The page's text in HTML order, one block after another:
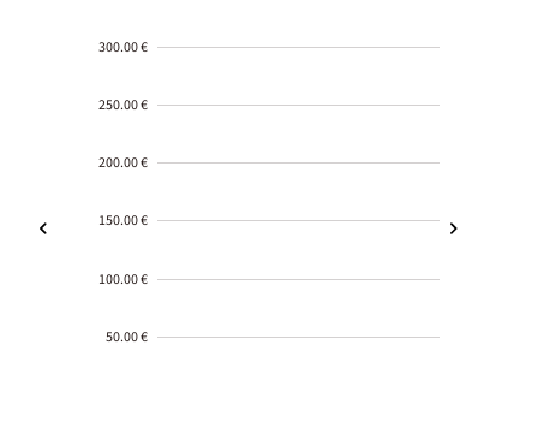
300.00 €
250.00 €
200.00 €
150.00 €
100.00 €
50.00 €